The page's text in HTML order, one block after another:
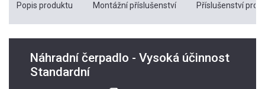
Popis produktu Montážní příslušenství Příslušenství pro
Náhradní čerpadlo - Vysoká účinnost
Standardní